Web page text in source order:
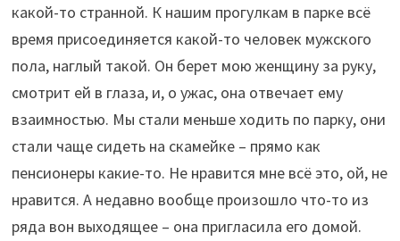
какой-то странной. К нашим прогулкам в парке всё
время присоединяется какой-то человек мужского
пола, наглый такой. Он берет мою женщину за руку,
смотрит ей в глаза, и, о ужас, она отвечает ему
взаимностью. Мы стали меньше ходить по парку, они
стали чаще сидеть на скамейке – прямо как
пенсионеры какие-то. Не нравится мне всё это, ой, не
нравится. А недавно вообще произошло что-то из
ряда вон выходящее – она пригласила его домой.